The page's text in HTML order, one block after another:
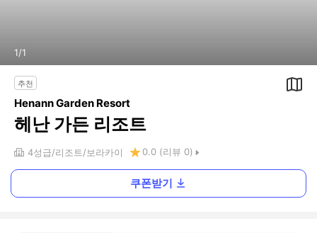
1/1
추천
Henann Garden Resort
헤난 가든 리조트
4성급 리조트 보라카이 0.0 (리뷰 0)
쿠폰받기